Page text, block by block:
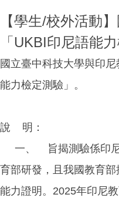
【學生/校外活動
「UKBI印尼語能
國立臺中科技大學與印
能力檢定測驗」。
說 明：
一、 旨揭測驗係印尼
育部研發，且我國教育
能力證明。2025年印尼